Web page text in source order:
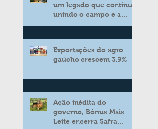
um legado que continua
unindo o campo e a
Exportações do agro
gaúcho crescem 3,9%
Ação inédita do
governo, Bônus Mais
Leite encerra Safra